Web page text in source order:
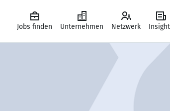
Jobs finden Unternehmen Netzwerk